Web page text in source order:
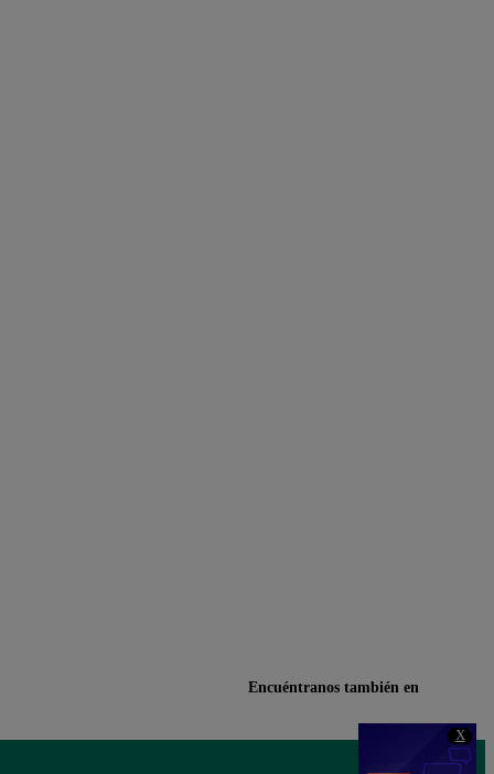
X
Encuéntranos también en